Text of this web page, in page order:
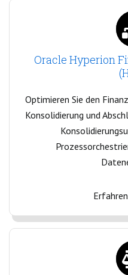
Oracle Hyperion
Optimieren Sie den
Konsolidierung und